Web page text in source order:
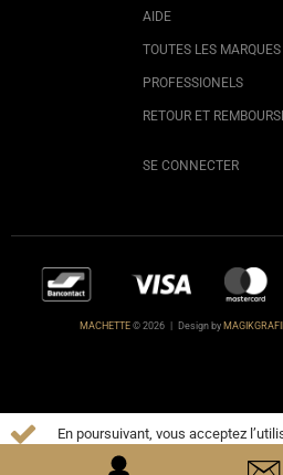
AIDE
TOUTES LES MARQUES
PROFESSIONELS
RETOUR ET
SE CONNECTER
MACHETTE© 2026 Design by
En poursuivant, vous acceptez